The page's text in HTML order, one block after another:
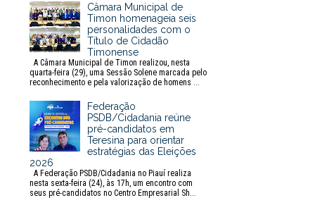
Câmara Municipal de
Timon homenageia seis
personalidades com o
Título de Cidadão
Timonense
A Câmara Municipal de Timon realizou, nesta
quarta-feira (29), uma Sessão Solene marcada pelo
reconhecimento e pela valorização de homens ...
Federação
PSDB/Cidadania reúne
pré-candidatos em
Teresina para orientar
estratégias das Eleições
2026
A Federação PSDB/Cidadania no Piauí realiza
nesta sexta-feira (24), às 17h, um encontro com
seus pré-candidatos no Centro Empresarial Sh...